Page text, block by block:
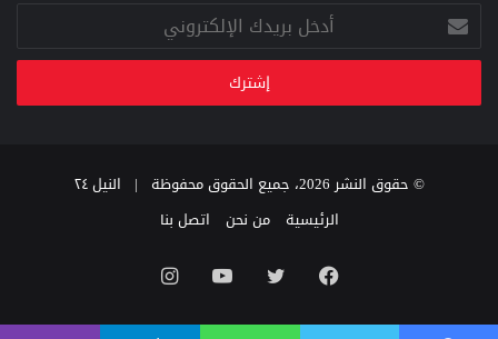
أدخل
بريدك
الإلكتروني
© حقوق النشر 2026، جميع الحقوق محفوظة |
النيل ٢٤
الرئيسية
من نحن اتصل بنا
فيسبوك تويتر يوتيوب